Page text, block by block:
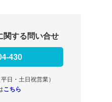
関する問い合せ
430
日・土日祝営業）
こちら